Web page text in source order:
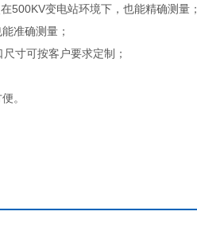
500KV变电站环境下，也能精确测量；
准确测量；
寸可按客户要求定制；
。